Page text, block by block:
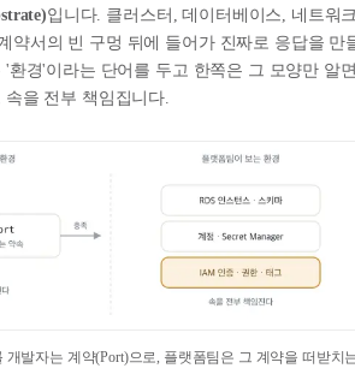
입니다. 클러스터, 데이터베이스, 네트워
약서의 빈 구멍 뒤에 들어가 진짜로 응답을 만
'환경'이라는 단어를 두고 한쪽은 그 모양만 알
을 전부 책임집니다.
개발자는 계약(Port)으로, 플랫폼팀은 그 계약을 떠받치